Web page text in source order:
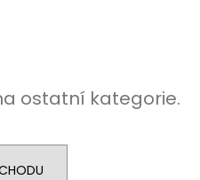
ostatní kategorie.